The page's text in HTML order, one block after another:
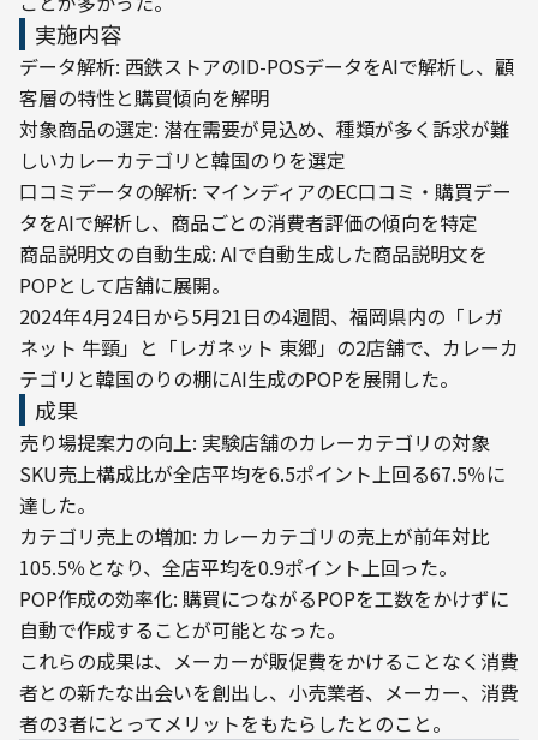
実施内容
データ解析: 西鉄ストアのID-POSデータをAIで解析し、顧
客層の特性と購買傾向を解明
対象商品の選定: 潜在需要が見込め、種類が多く訴求が難
しいカレーカテゴリと韓国のりを選定
口コミデータの解析: マインディアのEC口コミ・購買デー
タをAIで解析し、商品ごとの消費者評価の傾向を特定
商品説明文の自動生成: AIで自動生成した商品説明文を
POPとして店舗に展開。
2024年4月24日から5月21日の4週間、福岡県内の「レガ
ネット 牛頸」と「レガネット 東郷」の2店舗で、カレーカ
テゴリと韓国のりの棚にAI生成のPOPを展開した。
成果
売り場提案力の向上: 実験店舗のカレーカテゴリの対象
SKU売上構成比が全店平均を6.5ポイント上回る67.5％に
達した。
カテゴリ売上の増加: カレーカテゴリの売上が前年対比
105.5％となり、全店平均を0.9ポイント上回った。
POP作成の効率化: 購買につながるPOPを工数をかけずに
自動で作成することが可能となった。
これらの成果は、メーカーが販促費をかけることなく消費
者との新たな出会いを創出し、小売業者、メーカー、消費
者の3者にとってメリットをもたらしたとのこと。